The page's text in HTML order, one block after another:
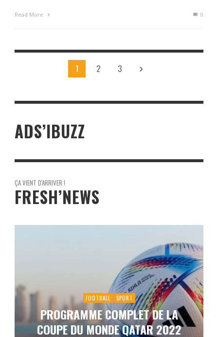
Read More 0
1 2 3
ADS’IBUZZ
ÇA VIENT D'ARRIVER !
FRESH’NEWS
FOOTBALL SPORT
PROGRAMME COMPLET DE LA
COUPE DU MONDE QATAR 2022